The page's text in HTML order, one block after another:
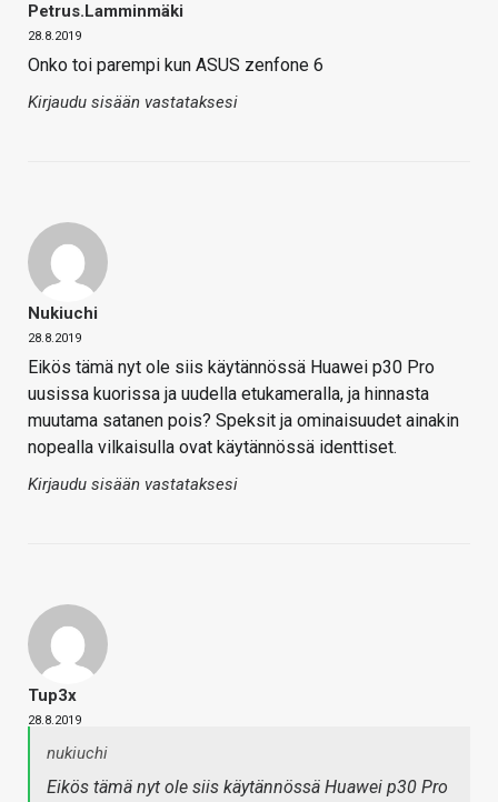
Petrus.Lamminmäki
28.8.2019
Onko toi parempi kun ASUS zenfone 6
Kirjaudu sisään vastataksesi
Nukiuchi
28.8.2019
Eikös tämä nyt ole siis käytännössä Huawei p30 Pro
uusissa kuorissa ja uudella etukameralla, ja hinnasta
muutama satanen pois? Speksit ja ominaisuudet ainakin
nopealla vilkaisulla ovat käytännössä identtiset.
Kirjaudu sisään vastataksesi
Tup3x
28.8.2019
nukiuchi
Eikös tämä nyt ole siis käytännössä Huawei p30 Pro